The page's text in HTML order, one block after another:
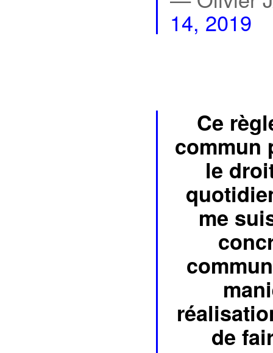
14, 2019
Ce
commun
le
me
de